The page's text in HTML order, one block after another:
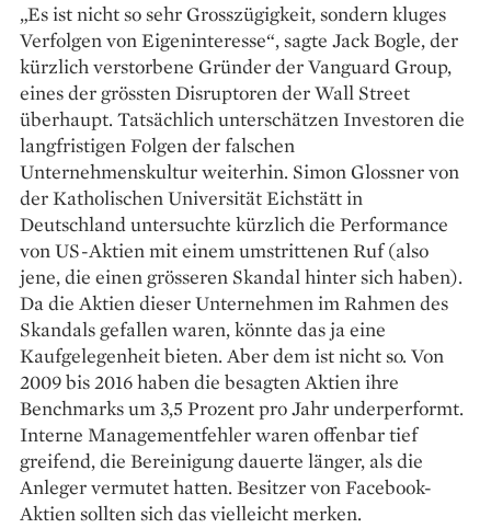
„Es ist nicht so sehr Grosszügigkeit, ­sondern kluges
Verfolgen von Eigeninteresse“, sagte Jack Bogle, der
kürzlich verstorbene Gründer der Vanguard Group,
eines der grössten ­Disruptoren der Wall Street
überhaupt. Tatsächlich unterschätzen Investoren die
langfristigen Folgen der falschen
Unternehmenskultur weiterhin. Simon Glossner von
der Katholischen Universität Eichstätt in
Deutschland untersuchte kürzlich die Performance
von US-Aktien mit einem umstrittenen Ruf (also
jene, die einen grösseren Skandal hinter sich haben).
Da die Aktien dieser Unternehmen im Rahmen des
Skandals gefallen waren, könnte das ja eine
Kaufgelegenheit bieten. Aber dem ist nicht so. Von
2009 bis 2016 haben die besagten Aktien ihre
Benchmarks um 3,5 Prozent pro Jahr underperformt.
Interne Managementfehler waren offenbar tief
greifend, die Bereinigung dauerte länger, als die
Anleger vermutet hatten. Besitzer von Facebook-
Aktien sollten sich das vielleicht merken.